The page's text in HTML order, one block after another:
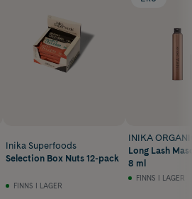
Inika Superfoods
Selection Box Nuts 12-pack
FINNS I LAGER
INIKA
Long Lash
8 ml
FINNS I LAGER